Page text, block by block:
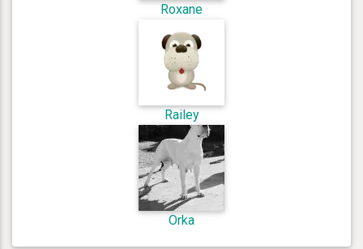
Roxane
Railey
Orka